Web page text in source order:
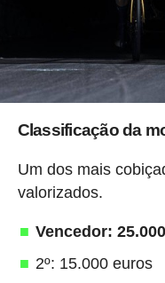
Classificação da
Um dos mais
valorizados.
Vencedor:
2º: 15.000 euros